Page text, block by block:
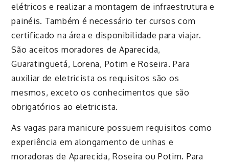
elétricos e realizar a montagem de infraestrutura e
painéis. Também é necessário ter cursos com
certificado na área e disponibilidade para viajar.
São aceitos moradores de Aparecida,
Guaratinguetá, Lorena, Potim e Roseira. Para
auxiliar de eletricista os requisitos são os
mesmos, exceto os conhecimentos que são
obrigatórios ao eletricista.
As vagas para manicure possuem requisitos como
experiência em alongamento de unhas e
moradoras de Aparecida, Roseira ou Potim. Para